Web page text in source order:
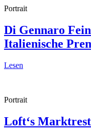
Portrait
Di Gennaro
Italienische
Lesen
Portrait
Loft‘s